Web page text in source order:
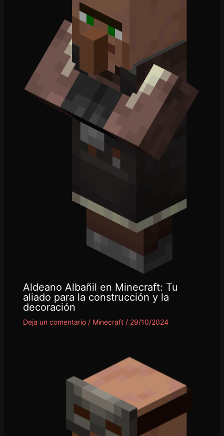
Aldeano Albañil en Minecraft: Tu
aliado para la construcción y la
decoración
Deja un comentario / Minecraft/ 29/10/2024